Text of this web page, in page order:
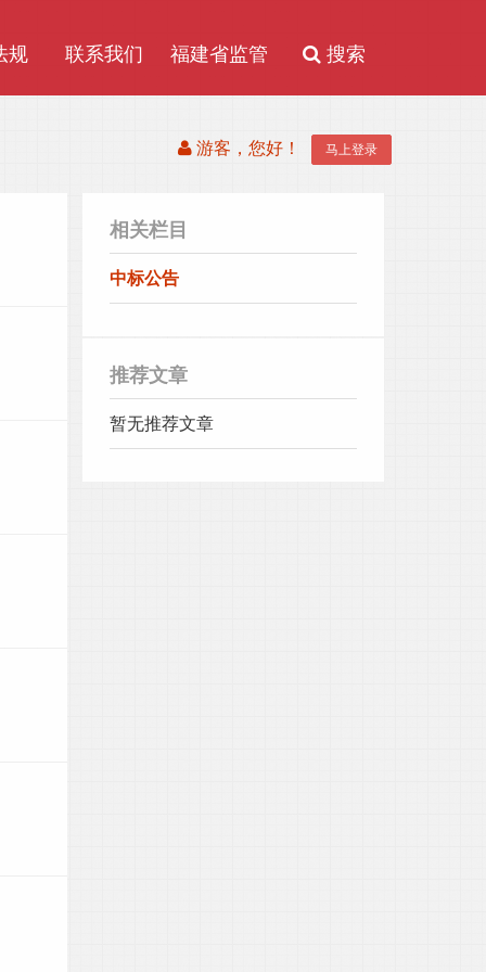
规 联系我们
福建省监管
信息公告链
接
搜索
游客，您好！ 马上登录
相关栏目
中标公告
推荐文章
暂无推荐文章